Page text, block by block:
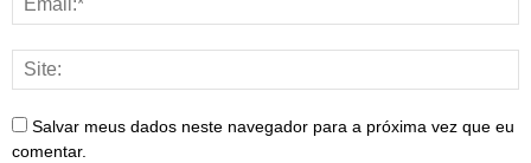
Salvar meus dados neste navegador para a próxima vez que eu
comentar.